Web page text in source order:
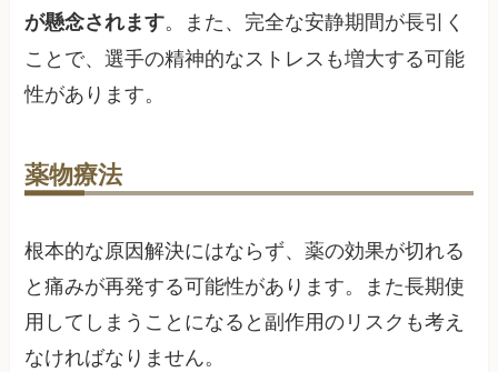
が懸念されます。また、完全な安静期間が長引く
ことで、選手の精神的なストレスも増大する可能
性があります。
薬物療法
根本的な原因解決にはならず、薬の効果が切れる
と痛みが再発する可能性があります。また長期使
用してしまうことになると副作用のリスクも考え
なければなりません。